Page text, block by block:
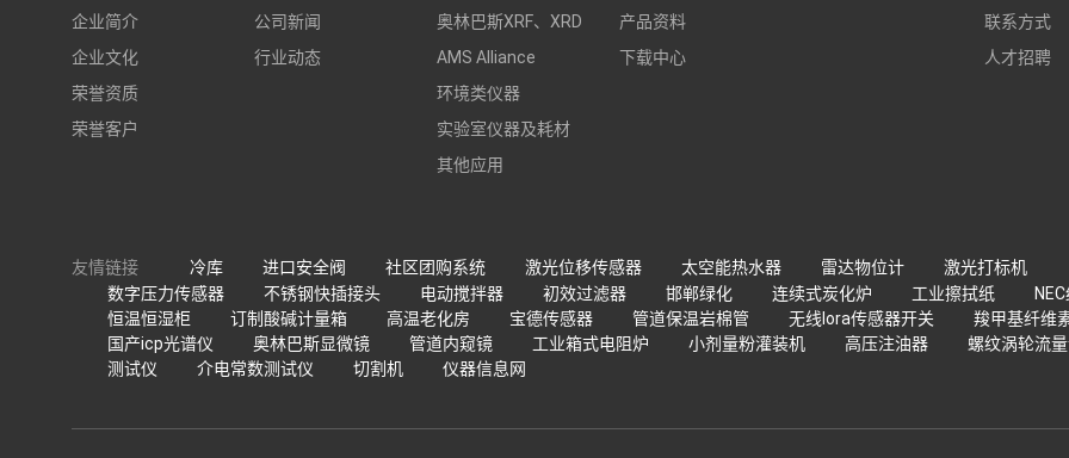
企业简介
企业文化
荣誉资质
荣誉客户
公司新闻
行业动态
奥林巴斯XRF、XRD
AMS Alliance
环境类仪器
实验室仪器及耗材
其他应用
产品资料
下载中心
联系方式
人才招聘
友情链接 冷库 进口安全阀 社区团购系统 激光位移传感器 太空能热水器 雷达物位计
激光打标机
数字压力传感器
不锈钢快插接头 电动搅拌器 初效过滤器 邯郸绿化 连续式炭化炉 工业擦拭纸
恒温恒湿柜
订制酸碱计量箱 高温老化房 宝德传感器 管道保温岩棉管 无线lora传感器开关
羧甲基纤维
国产icp光谱仪
奥林巴斯显微镜 管道内窥镜 工业箱式电阻炉 小剂量粉灌装机 高压注油器
螺纹涡轮流
测试仪
介电常数测试仪 切割机 仪器信息网